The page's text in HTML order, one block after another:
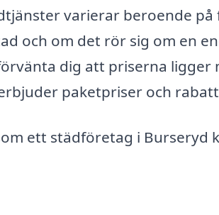
varierar beroende
och om det rör sig om en
dig att priserna ligger
paketpriser och
ett städföretag i Burseryd